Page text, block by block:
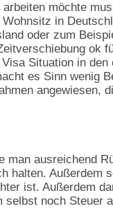
möchte
in
oder zum
ok
Situation in den
es Sinn wenig
angewiesen,
ausreichend
halten. Außerdem
ist. Außerdem
noch Steuer